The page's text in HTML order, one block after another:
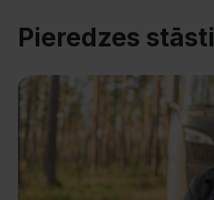
Pieredzes stāsti